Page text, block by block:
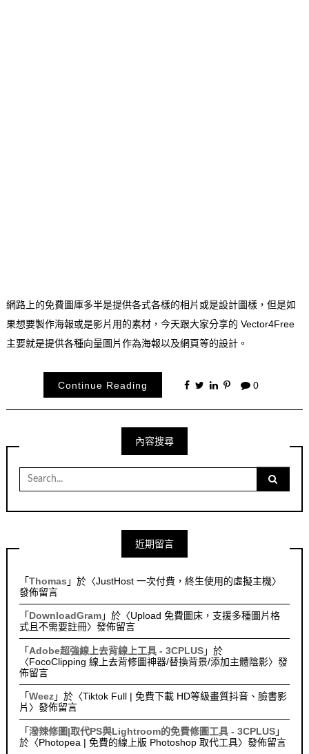
網路上的免費圖庫多半是提供各式各樣的相片或是設計圖樣，但是如
果想要製作海報或是影片用的素材，今天跟大家分享的 Vector4Free
主要就是提供各種向量圖片作為海報以及網頁等的設計。
Continue Reading 0
內容搜尋
Search
for:
近期留言
「Thomas 」於〈JustHost 一次付費，終生使用的虛擬主機〉
發佈留言
「 DownloadGram」於〈Upload 免費圖床，支援多種圖片格
式且不需要註冊〉發佈留言
「 Adobe超強線上去背線上工具 - 3CPLUS」於
〈FocoClipping 線上去背修圖神器/替換背景/添加主體陰影〉發
佈留言
「Weez」於〈Tiktok Full | 免費下載 HD等級畫質抖音、臉書影
片 〉發佈留言
「潑辣修圖|取代PS與Lightroom的免費修圖工具 - 3CPLUS」
於〈Photopea | 免費的線上版 Photoshop 取代工具〉發佈留言